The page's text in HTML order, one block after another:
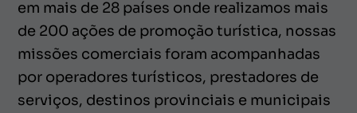
em mais de 28 países onde realizamos mais
de 200 ações de promoção turística, nossas
missões comerciais foram acompanhadas
por operadores turísticos, prestadores de
serviços, destinos provinciais e municipais